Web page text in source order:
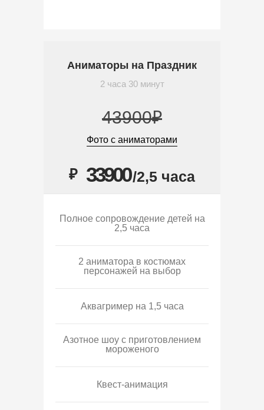
Аниматоры на Праздник
2 часа 30 минут
43900₽
Фото с аниматорами
₽ 33900/2,5 часа
Полное сопровождение детей на
2,5 часа
2 аниматора в костюмах
персонажей на выбор
Аквагример на 1,5 часа
Азотное шоу с приготовлением
мороженого
Квест-анимация